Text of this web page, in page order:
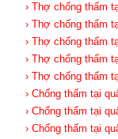
› Thợ chống thấm
› Thợ chống thấm
› Thợ chống thấm
› Thợ chống thấm
› Thợ chống thấm
› Chống thấm tại
› Chống thấm tại
› Chống thấm tại